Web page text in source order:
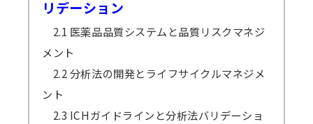
リデーション
2.1 医薬品品質システムと品質リスクマネジ
メント
2.2 分析法の開発とライフサイクルマネジメ
ント
2.3 ICHガイドラインと分析法バリデーショ